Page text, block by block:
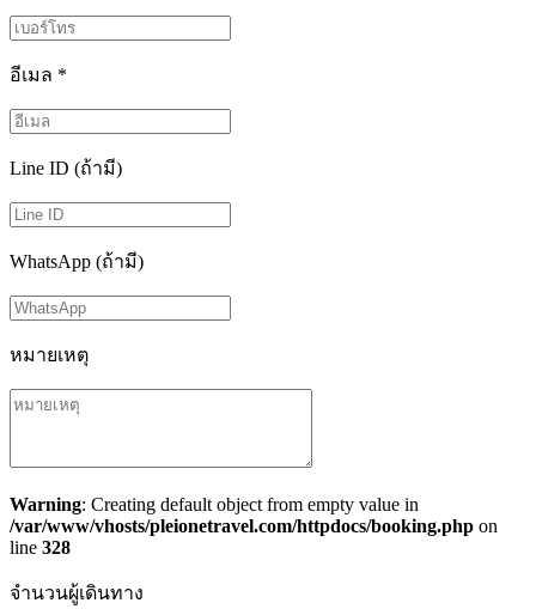
อีเมล *
Line ID (ถ้ามี)
WhatsApp (ถ้ามี)
หมายเหตุ
Warning: Creating default object from empty value in
/var/www/vhosts/pleionetravel.com/httpdocs/booking.php on
line 328
จำนวนผู้เดินทาง